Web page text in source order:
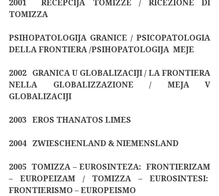
2001 RECEPCIJA TOMIZZE / RICEZIONE DI
TOMIZZA
PSIHOPATOLOGIJA GRANICE / PSICOPATOLOGIA
DELLA FRONTIERA /PSIHOPATOLOGIJA MEJE
2002 GRANICA U GLOBALIZACIJI / LA FRONTIERA
NELLA GLOBALIZZAZIONE / MEJA V
GLOBALIZACIJI
2003 EROS THANATOS LIMES
2004 ZWIESCHENLAND & NIEMENSLAND
2005 TOMIZZA – EUROSINTEZA: FRONTIERIZAM
– EUROPEIZAM / TOMIZZA – EUROSINTESI:
FRONTIERISMO – EUROPEISMO